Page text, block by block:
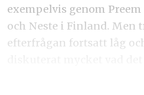
exempelvis genom
och Neste i Finland. Men
efterfrågan fortsatt låg